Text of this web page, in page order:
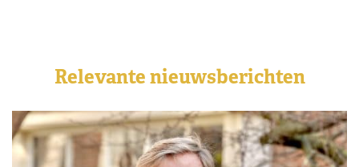
Relevante nieuwsberichten